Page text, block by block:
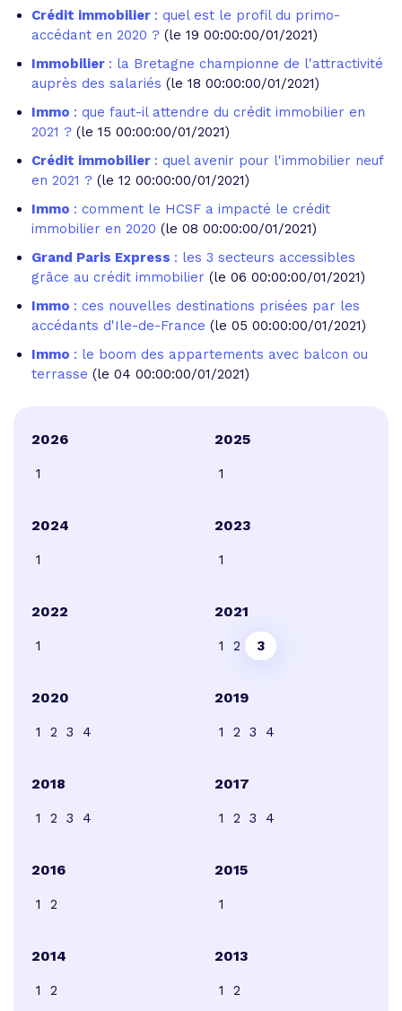
Crédit immobilier : quel est le profil du primo-
accédant en 2020 ? (le 19 00:00:00/01/2021)
Immobilier : la Bretagne championne de l'attractivité
auprès des salariés (le 18 00:00:00/01/2021)
Immo : que faut-il attendre du crédit immobilier en
2021 ? (le 15 00:00:00/01/2021)
Crédit immobilier : quel avenir pour l'immobilier neuf
en 2021 ? (le 12 00:00:00/01/2021)
Immo : comment le HCSF a impacté le crédit
immobilier en 2020 (le 08 00:00:00/01/2021)
Grand Paris Express : les 3 secteurs accessibles
grâce au crédit immobilier (le 06 00:00:00/01/2021)
Immo : ces nouvelles destinations prisées par les
accédants d'Ile-de-France (le 05 00:00:00/01/2021)
Immo : le boom des appartements avec balcon ou
terrasse (le 04 00:00:00/01/2021)
2026
1
2025
1
2024
1
2023
1
2022
1
2021
1 2 3
2020
1 2 3 4
2019
1 2 3 4
2018
1 2 3 4
2017
1 2 3 4
2016
1 2
2015
1
2014
1 2
2013
1 2